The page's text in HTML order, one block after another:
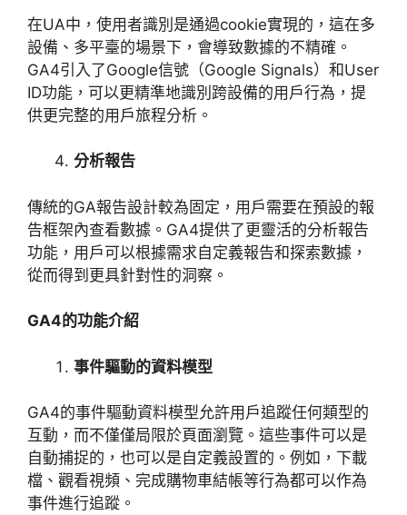
在UA中，使用者識別是通過cookie實現的，這在多
設備、多平臺的場景下，會導致數據的不精確。
GA4引入了Google信號（Google Signals）和User
ID功能，可以更精準地識別跨設備的用戶行為，提
供更完整的用戶旅程分析。
分析報告
傳統的GA報告設計較為固定，用戶需要在預設的報
告框架內查看數據。 GA4提供了更靈活的分析報告
功能，用戶可以根據需求自定義報告和探索數據，
從而得到更具針對性的洞察。
GA4的功能介紹
事件驅動的資料模型
GA4的事件驅動資料模型允許用戶追蹤任何類型的
互動，而不僅僅局限於頁面瀏覽。這些事件可以是
自動捕捉的，也可以是自定義設置的。例如，下載
檔、觀看視頻、完成購物車結帳等行為都可以作為
事件進行追蹤。